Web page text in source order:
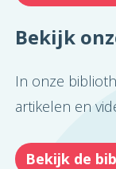
Bekijk
In onze
artikelen en
Bekijk de